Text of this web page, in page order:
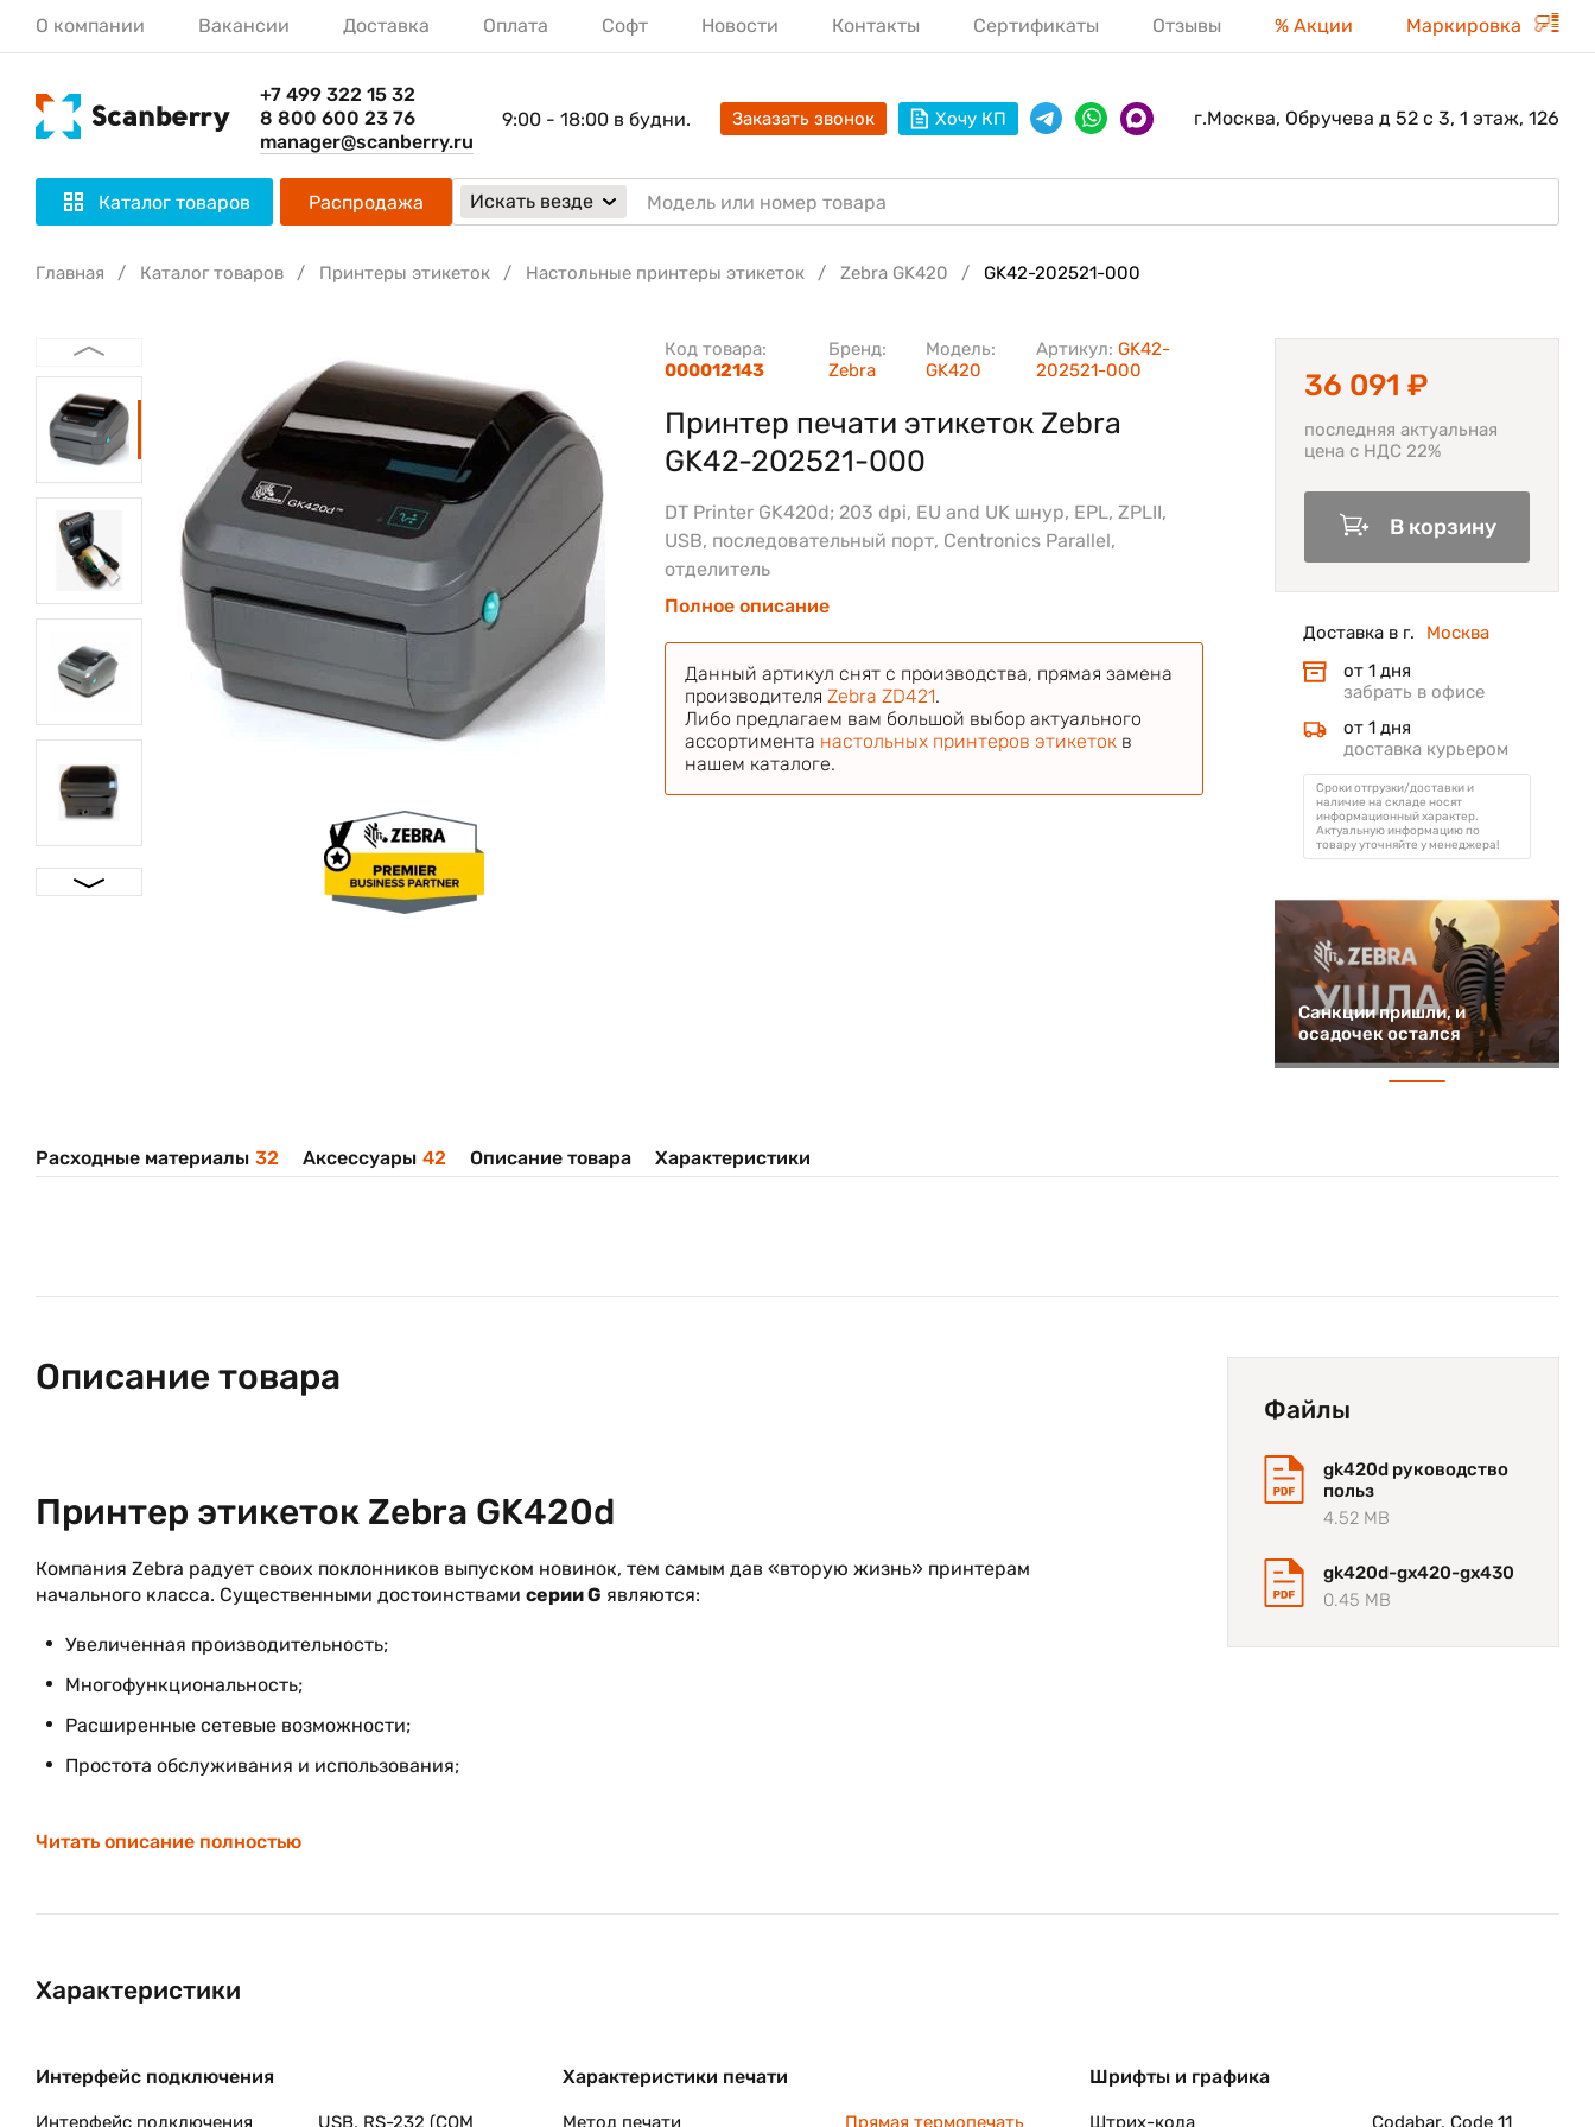
О компании Вакансии Доставка Оплата Софт Новости Контакты Сертификаты Отзывы % Акции Маркировка
+7 499 322 15 32
8 800 600 23 76
manager@scanberry.ru
9:00 - 18:00 в будни. Заказать звонок Хочу КП г.Москва, Обручева д 52 с 3, 1 этаж, 126
Каталог товаров Распродажа Искать везде
Главная Каталог товаров Принтеры этикеток Настольные принтеры этикеток Zebra GK420 GK42-202521-000
Бренд:
Zebra
Модель:
GK420
Код товара:
000012143
Артикул: GK42-
202521-000
Принтер печати этикеток Zebra
GK42-202521-000
DT Printer GK420d; 203 dpi, EU and UK шнур, EPL, ZPLII,
USB, последовательный порт, Centronics Parallel,
отделитель
Полное описание
Данный артикул снят с производства, прямая замена
производителя Zebra ZD421.
Либо предлагаем вам большой выбор актуального
ассортимента настольных принтеров этикеток в
нашем каталоге.
36 091 ₽
последняя актуальная
цена с НДС 22%
В корзину
Доставка в г.
Москва
от 1 дня
забрать в офисе
от 1 дня
доставка курьером
Сроки отгрузки/доставки и
наличие на складе носят
информационный характер.
Актуальную информацию по
товару уточняйте у менеджера!
Санкции пришли, и
осадочек остался
Расходные материалы 32 Аксессуары 42 Описание товара Характеристики
Описание товара
Принтер этикеток Zebra GK420d
Компания Zebra радует своих поклонников выпуском новинок, тем самым дав «вторую жизнь» принтерам
начального класса. Существенными достоинствами серии G являются:
Увеличенная производительность;
Многофункциональность;
Расширенные сетевые возможности;
Простота обслуживания и использования;
Особенности данной серии:
Новинка от Zebra может претендовать на место одной из самых скоростных серий принтеров начального
G-серия– многофункциональные принтеры.
Читать описание полностью
Файлы
gk420d руководство
польз
4.52 MB
gk420d-gх420-gx430
0.45 MB
Характеристики
Интерфейс подключения
Интерфейс подключения
USB, RS-232 (COM
Характеристики печати
Метод печати
Прямая термопечать
Шрифты и графика
Штрих-кода
Codabar, Code 11